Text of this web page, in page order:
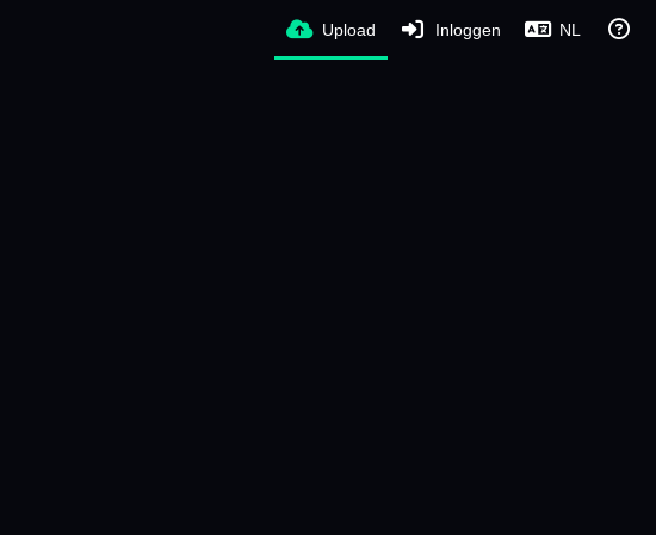
Upload Inloggen NL